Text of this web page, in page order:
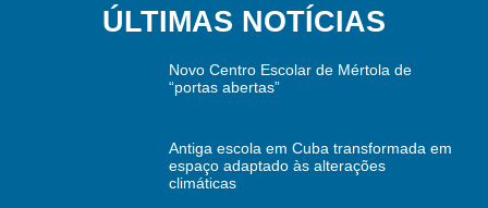
ÚLTIMAS NOTÍCIAS
Novo Centro Escolar de Mértola de
“portas abertas”
Antiga escola em Cuba transformada em
espaço adaptado às alterações
climáticas